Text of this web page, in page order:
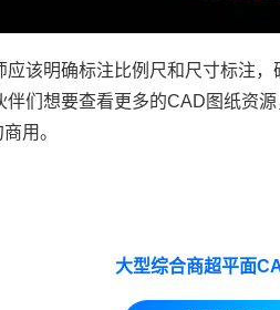
该明确标注比例尺和尺寸标注
伴们想要查看更多的CAD图纸资
用。
大型综合商超平面